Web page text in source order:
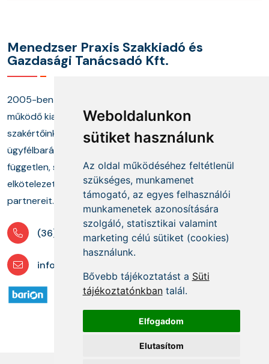
Weboldalunkon
sütiket használunk
Az oldal működéséhez feltétlenül
szükséges, munkamenet
támogató, az egyes felhasználói
munkamenetek azonosítására
szolgáló, statisztikai valamint
marketing célú sütiket (cookies)
használunk.
Bővebb tájékoztatást a Süti
tájékoztatónkbantalál.
Elfogadom
Elutasítom
Menedzser Praxis Szakkiadó és
Gazdasági Tanácsadó Kft.
2005-ben alapított cégünk és annak keretei között
működő kiadónk, képzési központunk, valamint
szakértőinkből álló tanácsadó munkacsoportunk
ügyfélbarát termékekkel és megoldásokkal, a
független, szakmai információszolgáltatás mellett
elkötelezetten segíti ügyfeleit és szakmai
partnereit.
(36) 1 880 76 00
info@mprx.hu